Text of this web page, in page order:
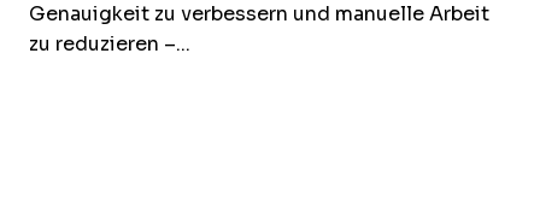
Genauigkeit zu verbessern und manuelle Arbeit
zu reduzieren –...